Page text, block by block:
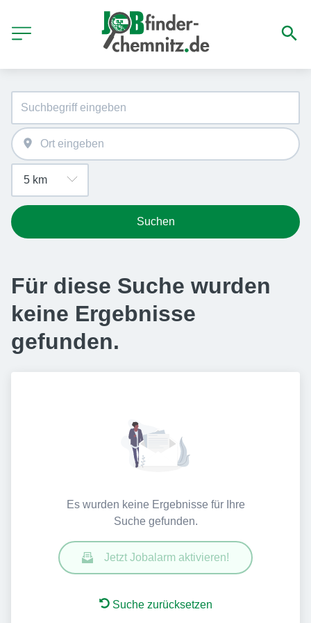
Suchen
Für diese Suche wurden
keine Ergebnisse
gefunden.
Es wurden keine Ergebnisse für Ihre
Suche gefunden.
Jetzt Jobalarm aktivieren!
Suche zurücksetzen